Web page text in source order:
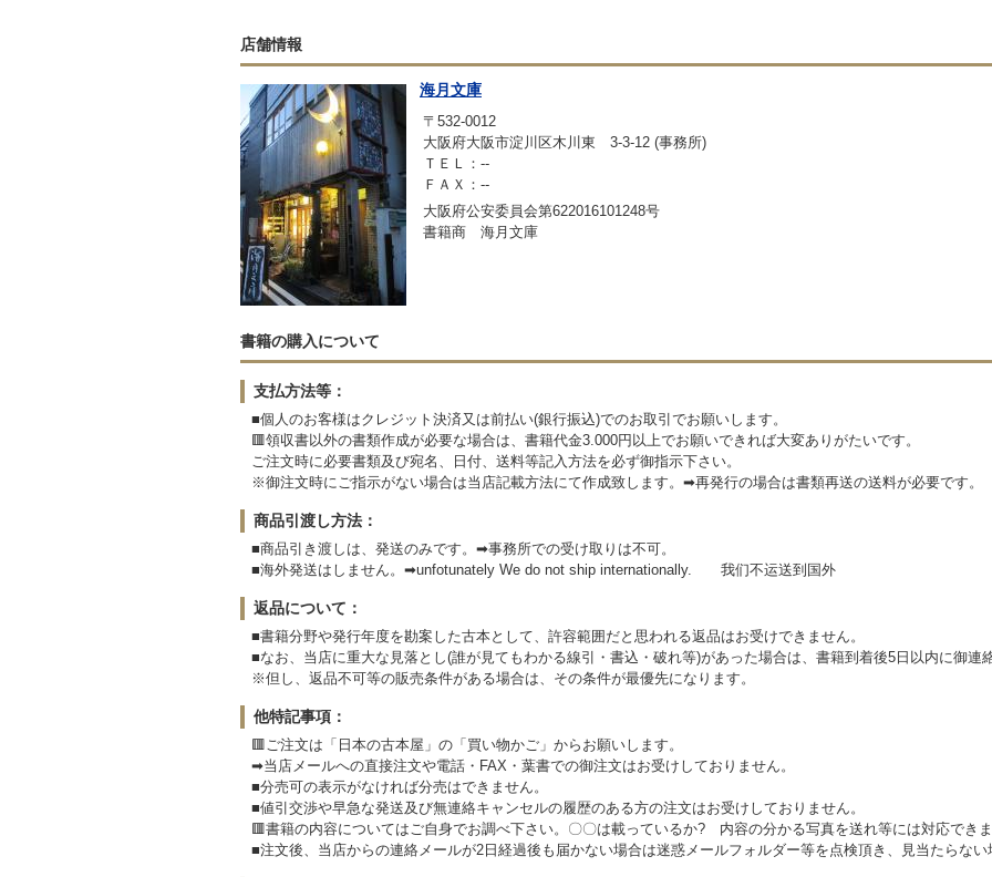
店舗情報
海月文庫
〒532-0012
大阪府大阪市淀川区木川東 3-3-12 (事務所)
ＴＥＬ：--
ＦＡＸ：--
大阪府公安委員会第622016101248号
書籍商 海月文庫
書籍の購入について
支払方法等：
■個人のお客様はクレジット決済又は前払い(銀行振込)でのお取引でお願いします。
🟥領収書以外の書類作成が必要な場合は、書籍代金3.000円以上でお願いできれば大変ありがたいです。
ご注文時に必要書類及び宛名、日付、送料等記入方法を必ず御指示下さい。
※御注文時にご指示がない場合は当店記載方法にて作成致します。➡再発行の場合は書類再送の送料が必要です。
商品引渡し方法：
■商品引き渡しは、発送のみです。➡事務所での受け取りは不可。
■海外発送はしません。➡unfotunately We do not ship internationally. 我们不运送到国外
返品について：
■書籍分野や発行年度を勘案した古本として、許容範囲だと思われる返品はお受けできません。
■なお、当店に重大な見落とし(誰が見てもわかる線引・書込・破れ等)があった場合は、書籍到着後5日以内に御連
※但し、返品不可等の販売条件がある場合は、その条件が最優先になります。
他特記事項：
🟥ご注文は「日本の古本屋」の「買い物かご」からお願いします。
➡当店メールへの直接注文や電話・FAX・葉書での御注文はお受けしておりません。
■分売可の表示がなければ分売はできません。
■値引交渉や早急な発送及び無連絡キャンセルの履歴のある方の注文はお受けしておりません。
🟥書籍の内容についてはご自身でお調べ下さい。〇〇は載っているか? 内容の分かる写真を送れ等には対応できま
■注文後、当店からの連絡メールが2日経過後も届かない場合は迷惑メールフォルダー等を点検頂き、見当たらない